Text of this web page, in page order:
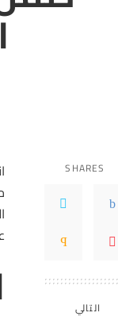
SHARES
التالي